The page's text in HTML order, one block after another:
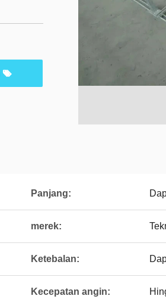
Panjang:
merek:
Ketebalan:
Kecepatan angin: